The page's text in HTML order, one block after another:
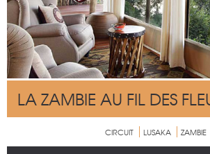
LA ZAMBIE AU FIL DES
CIRCUIT LUSAKA ZAMBIE